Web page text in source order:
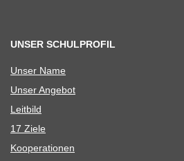
UNSER SCHULPROFIL
Unser Name
Unser Ange­bot
Leit­bild
17 Ziele
Koope­ra­tio­nen